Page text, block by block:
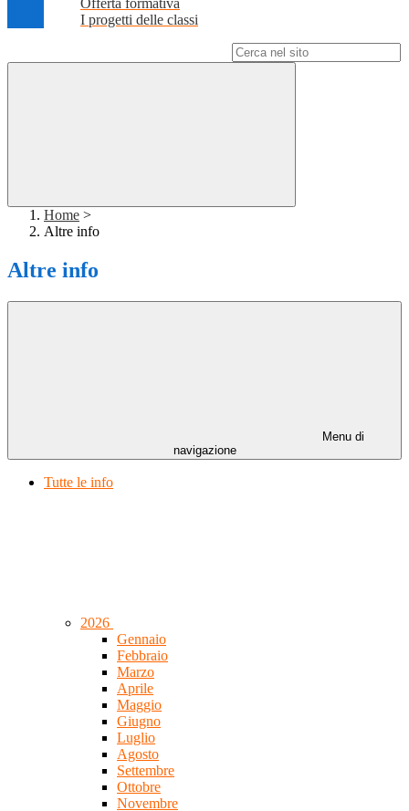
Offerta formativa
I progetti delle classi
Home >
Altre info
Altre info
Menu di
navigazione
Tutte le info
2026
Gennaio
Febbraio
Marzo
Aprile
Maggio
Giugno
Luglio
Agosto
Settembre
Ottobre
Novembre